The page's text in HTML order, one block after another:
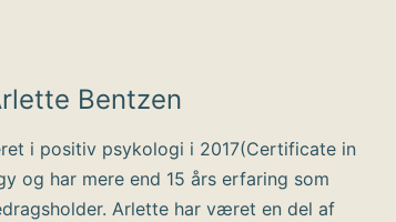
Bentzen
i positiv psykologi i 2017(Certificate in
og har mere end 15 års erfaring som
Arlette har været en del af